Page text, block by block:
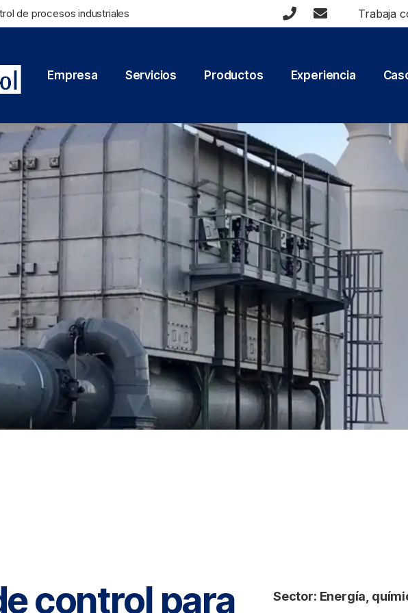
de procesos industriales Trabaja
Empresa Servicios Productos Experiencia
control para Sector: Energía,